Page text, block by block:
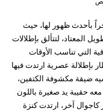
بأحدث ظهور لها، حيث
المعتاد، لتتألق بإطلالات
التي تناسب الأوقات
بإطلالة عصرية ارتدت فيها
ضيقة مكشوفة الكتفين،
حقيبة يد صغيرة باللون
آخر، ارتدت كنزة